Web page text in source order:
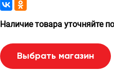
Наличие товара уточняйте
Выбрать магазин